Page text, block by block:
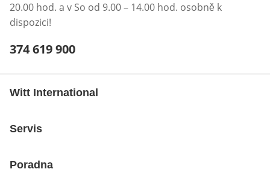
20.00 hod. a v So od 9.00 – 14.00 hod. osobně k
dispozici!
Telefonní číslo:
374 619 900
Witt International
Servis
Poradna